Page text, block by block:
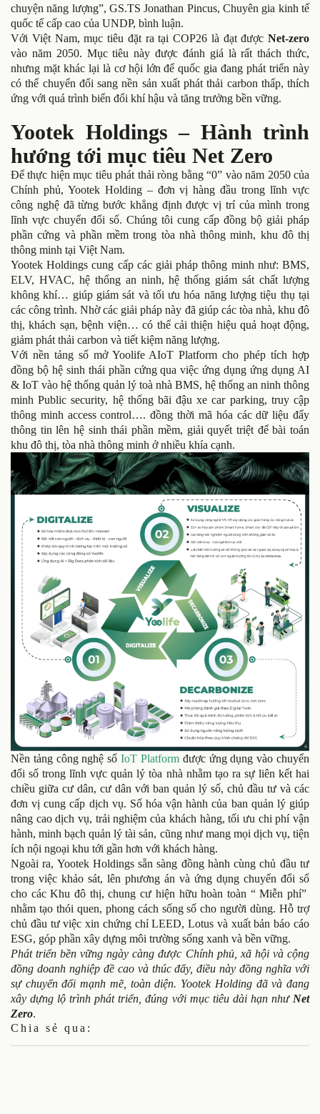
chuyện năng lượng”, GS.TS Jonathan Pincus, Chuyên gia kinh tế
quốc tế cấp cao của UNDP, bình luận.
Với Việt Nam, mục tiêu đặt ra tại COP26 là đạt được Net-zero
vào năm 2050. Mục tiêu này được đánh giá là rất thách thức,
nhưng mặt khác lại là cơ hội lớn để quốc gia đang phát triển này
có thể chuyển đổi sang nền sản xuất phát thải carbon thấp, thích
ứng với quá trình biển đổi khí hậu và tăng trưởng bền vững.
Yootek Holdings – Hành trình
hướng tới mục tiêu Net Zero
Để thực hiện mục tiêu phát thải ròng bằng “0” vào năm 2050 của
Chính phủ, Yootek Holding – đơn vị hàng đầu trong lĩnh vực
công nghệ đã từng bước khẳng định được vị trí của mình trong
lĩnh vực chuyển đổi số. Chúng tôi cung cấp đồng bộ giải pháp
phần cứng và phần mềm trong tòa nhà thông minh, khu đô thị
thông minh tại Việt Nam.
Yootek Holdings cung cấp các giải pháp thông minh như: BMS,
ELV, HVAC, hệ thống an ninh, hệ thống giám sát chất lượng
không khí… giúp giám sát và tối ưu hóa năng lượng tiệu thụ tại
các công trình. Nhờ các giải pháp này đã giúp các tòa nhà, khu đô
thị, khách sạn, bệnh viện… có thể cải thiện hiệu quả hoạt động,
giảm phát thải carbon và tiết kiệm năng lượng.
Với nền tảng số mở Yoolife AIoT Platform cho phép tích hợp
đồng bộ hệ sinh thái phần cứng qua việc ứng dụng ứng dụng AI
& IoT vào hệ thống quản lý toà nhà BMS, hệ thống an ninh thông
minh Public security, hệ thống bãi đậu xe car parking, truy cập
thông minh access control…. đồng thời mã hóa các dữ liệu đẩy
thông tin lên hệ sinh thái phần mềm, giải quyết triệt để bài toán
khu đô thị, tòa nhà thông minh ở nhiều khía cạnh.
Nền tảng công nghệ sốIoT Platformđược ứng dụng vào chuyển
đổi số trong lĩnh vực quản lý tòa nhà nhằm tạo ra sự liên kết hai
chiều giữa cư dân, cư dân với ban quản lý số, chủ đầu tư và các
đơn vị cung cấp dịch vụ. Số hóa vận hành của ban quản lý giúp
nâng cao dịch vụ, trải nghiệm của khách hàng, tối ưu chi phí vận
hành, minh bạch quản lý tài sản, cũng như mang mọi dịch vụ, tiện
ích nội ngoại khu tới gần hơn với khách hàng.
Ngoài ra, Yootek Holdings sẵn sàng đồng hành cùng chủ đầu tư
trong việc khảo sát, lên phương án và ứng dụng chuyển đổi số
cho các Khu đô thị, chung cư hiện hữu hoàn toàn “ Miễn phí”
nhằm tạo thói quen, phong cách sống số cho người dùng. Hỗ trợ
chủ đầu tư việc xin chứng chỉ LEED, Lotus và xuất bản báo cáo
ESG, góp phần xây dựng môi trường sống xanh và bền vững.
Phát triển bền vững ngày càng được Chính phủ, xã hội và cộng
đồng doanh nghiệp đề cao và thúc đẩy, điều này đồng nghĩa với
sự chuyển đổi mạnh mẽ, toàn diện. Yootek Holding đã và đang
xây dựng lộ trình phát triển, đúng với mục tiêu dài hạn như Net
Zero.
Chia sẻ qua: